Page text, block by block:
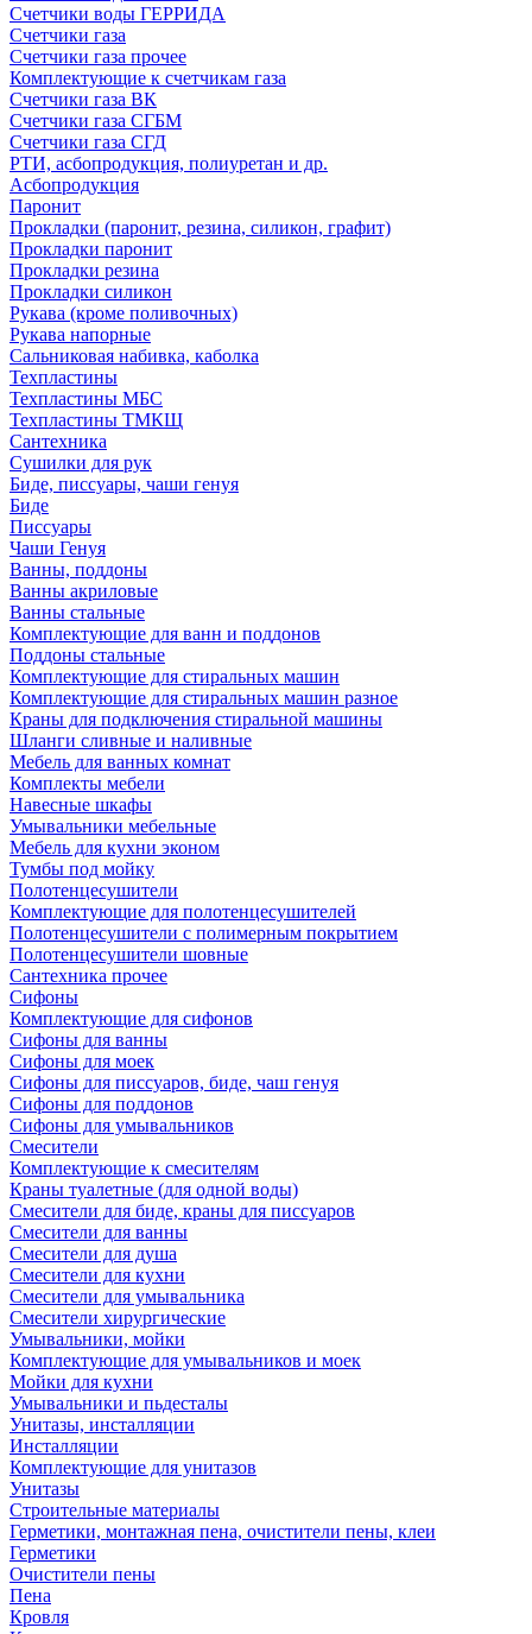
Счетчики воды ГЕРРИДА
Счетчики газа
Счетчики газа прочее
Комплектующие к счетчикам газа
Счетчики газа ВК
Счетчики газа СГБМ
Счетчики газа СГД
РТИ, асбопродукция, полиуретан и др.
Асбопродукция
Паронит
Прокладки (паронит, резина, силикон, графит)
Прокладки паронит
Прокладки резина
Прокладки силикон
Рукава (кроме поливочных)
Рукава напорные
Сальниковая набивка, каболка
Техпластины
Техпластины МБС
Техпластины ТМКЩ
Сантехника
Сушилки для рук
Биде, писсуары, чаши генуя
Биде
Писсуары
Чаши Генуя
Ванны, поддоны
Ванны акриловые
Ванны стальные
Комплектующие для ванн и поддонов
Поддоны стальные
Комплектующие для стиральных машин
Комплектующие для стиральных машин разное
Краны для подключения стиральной машины
Шланги сливные и наливные
Мебель для ванных комнат
Комплекты мебели
Навесные шкафы
Умывальники мебельные
Мебель для кухни эконом
Тумбы под мойку
Полотенцесушители
Комплектующие для полотенцесушителей
Полотенцесушители с полимерным покрытием
Полотенцесушители шовные
Сантехника прочее
Сифоны
Комплектующие для сифонов
Сифоны для ванны
Сифоны для моек
Сифоны для писсуаров, биде, чаш генуя
Сифоны для поддонов
Сифоны для умывальников
Смесители
Комплектующие к смесителям
Краны туалетные (для одной воды)
Смесители для биде, краны для писсуаров
Смесители для ванны
Смесители для душа
Смесители для кухни
Смесители для умывальника
Смесители хирургические
Умывальники, мойки
Комплектующие для умывальников и моек
Мойки для кухни
Умывальники и пьдесталы
Унитазы, инсталляции
Инсталляции
Комплектующие для унитазов
Унитазы
Строительные материалы
Герметики, монтажная пена, очистители пены, клеи
Герметики
Очистители пены
Пена
Кровля